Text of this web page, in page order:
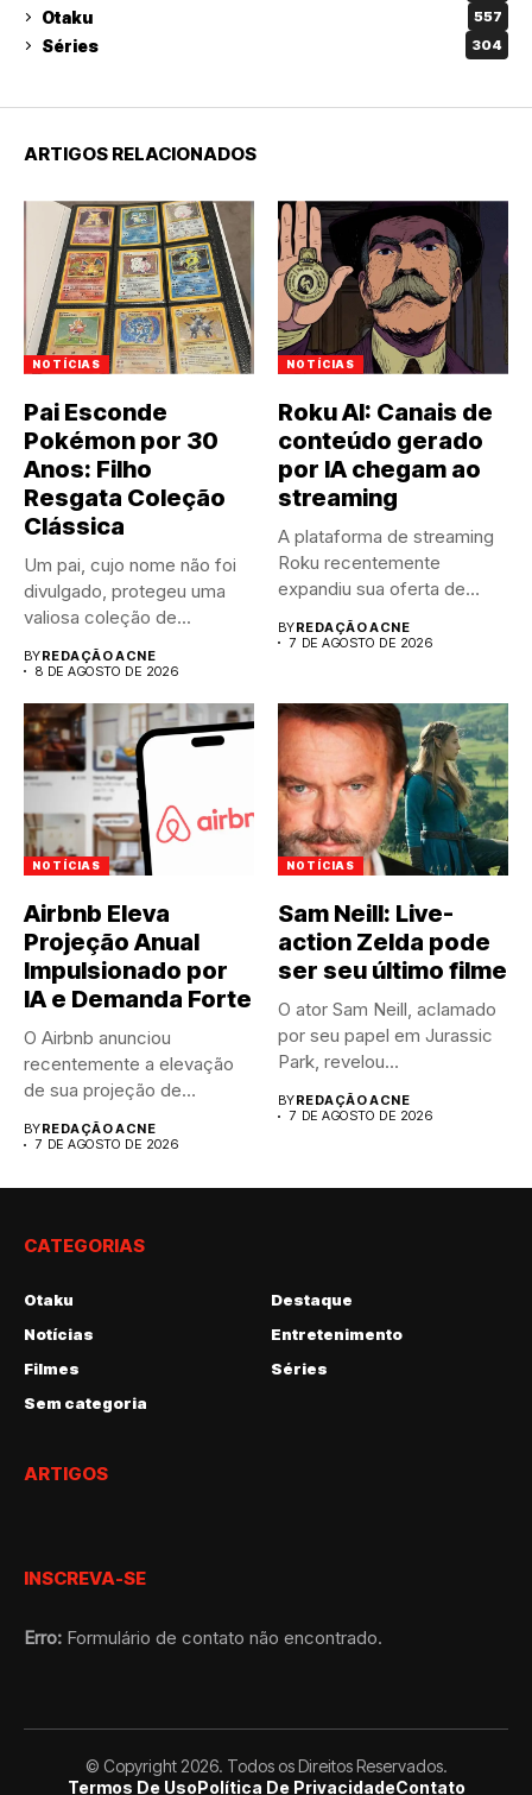
Otaku 557
Séries 304
ARTIGOS RELACIONADOS
NOTÍCIAS
Pai Esconde
Pokémon por 30
Anos: Filho
Resgata Coleção
Clássica
Um pai, cujo nome não foi
divulgado, protegeu uma
valiosa coleção de...
BYREDAÇÃO ACNE
8 DE AGOSTO DE 2026
NOTÍCIAS
Roku AI: Canais de
conteúdo gerado
por IA chegam ao
streaming
A plataforma de streaming
Roku recentemente
expandiu sua oferta de
BYREDAÇÃO ACNE
7 DE AGOSTO DE 2026
NOTÍCIAS
Airbnb Eleva
Projeção Anual
Impulsionado por
IA e Demanda Forte
O Airbnb anunciou
recentemente a elevação
de sua projeção de
resultados anuais....
BYREDAÇÃO ACNE
7 DE AGOSTO DE 2026
NOTÍCIAS
Sam Neill: Live-
action Zelda pode
ser seu último filme
O ator Sam Neill, aclamado
por seu papel em Jurassic
Park, revelou...
BYREDAÇÃO ACNE
7 DE AGOSTO DE 2026
CATEGORIAS
Otaku
Destaque
Notícias
Entretenimento
Filmes
Séries
Sem categoria
ARTIGOS
INSCREVA-SE
Erro: Formulário de contato não encontrado.
© Copyright 2026. Todos os Direitos Reservados.
Termos De UsoPolítica De PrivacidadeContato